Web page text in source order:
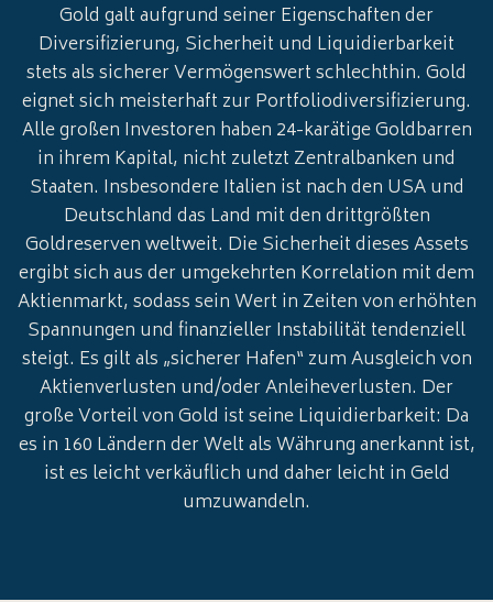
Gold galt aufgrund seiner Eigenschaften der
Diversifizierung, Sicherheit und Liquidierbarkeit
stets als sicherer Vermögenswert schlechthin. Gold
eignet sich meisterhaft zur Portfoliodiversifizierung.
Alle großen Investoren haben 24-karätige Goldbarren
in ihrem Kapital, nicht zuletzt Zentralbanken und
Staaten. Insbesondere Italien ist nach den USA und
Deutschland das Land mit den drittgrößten
Goldreserven weltweit. Die Sicherheit dieses Assets
ergibt sich aus der umgekehrten Korrelation mit dem
Aktienmarkt, sodass sein Wert in Zeiten von erhöhten
Spannungen und finanzieller Instabilität tendenziell
steigt. Es gilt als „sicherer Hafen“ zum Ausgleich von
Aktienverlusten und/oder Anleiheverlusten. Der
große Vorteil von Gold ist seine Liquidierbarkeit: Da
es in 160 Ländern der Welt als Währung anerkannt ist,
ist es leicht verkäuflich und daher leicht in Geld
umzuwandeln.